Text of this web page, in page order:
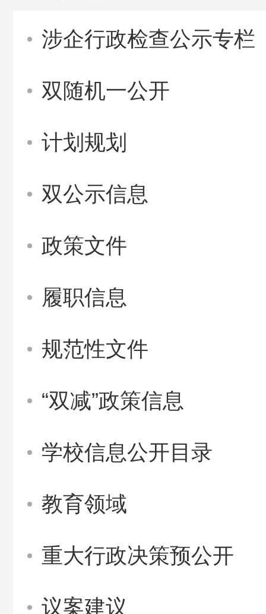
涉企行政检查公示专栏
双随机一公开
计划规划
双公示信息
政策文件
履职信息
规范性文件
“双减”政策信息
学校信息公开目录
教育领域
重大行政决策预公开
议案建议